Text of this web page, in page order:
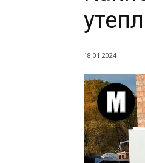
18.01.2024